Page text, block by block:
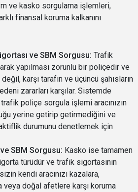
ve kasko sorgulama işlemleri,
finansal koruma kalkanını
ve SBM Sorgusu: Trafik
yapılması zorunlu bir poliçedir ve
karşı tarafın ve üçüncü şahısların
zararları karşılar. Sistemde
poliçe sorgula işlemi aracınızın
yerine getirip getirmediğini ve
durumunu denetlemek için
SBM Sorgusu: Kasko ise tamamen
türüdür ve trafik sigortasının
kendi aracınızı kazalara,
veya doğal afetlere karşı koruma